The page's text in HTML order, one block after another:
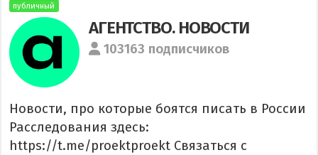
публичный
АГЕНТСТВО. НОВОСТИ
103163 подписчиков
Новости, про которые боятся писать в России
Расследования здесь:
https://t.me/proektproekt Связаться с